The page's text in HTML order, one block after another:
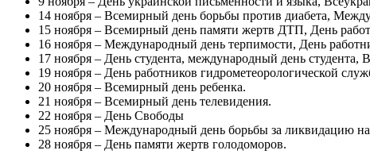
14 ноября – Всемирный день борьбы против диабета,
15 ноября – Всемирный день памяти жертв ДТП, День
16 ноября – Международный день терпимости, День
17 ноября – День студента, международный день
19 ноября – День работников гидрометеорологической
20 ноября – Всемирный день ребенка.
21 ноября – Всемирный день телевидения.
22 ноября – День Свободы
25 ноября – Международный день борьбы за ликвидацию
28 ноября – День памяти жертв голодоморов.